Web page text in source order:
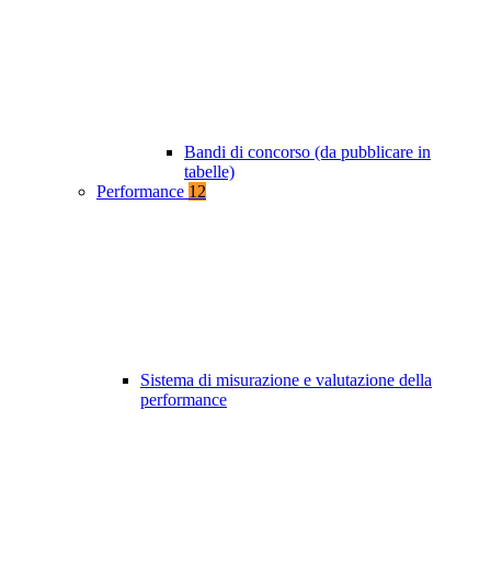
Bandi di concorso (da pubblicare in
tabelle)
Performance 12
Sistema di misurazione e valutazione della
performance